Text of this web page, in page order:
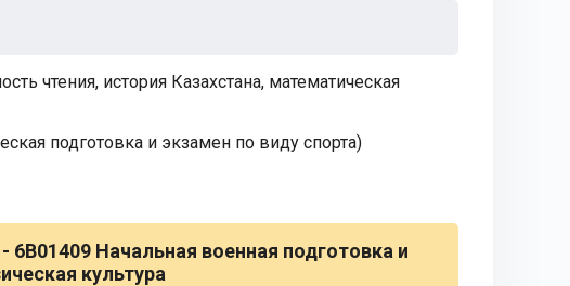
чтения, история Казахстана, математическая
подготовка и экзамен по виду спорта)
6B01409 Начальная военная подготовка и
культура